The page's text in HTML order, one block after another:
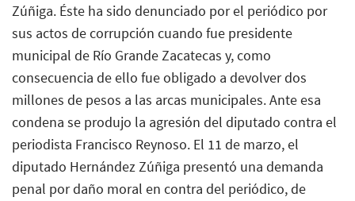
Zúñiga. Éste ha sido denunciado por el periódico por
sus actos de corrupción cuando fue presidente
municipal de Río Grande Zacatecas y, como
consecuencia de ello fue obligado a devolver dos
millones de pesos a las arcas municipales. Ante esa
condena se produjo la agresión del diputado contra el
periodista Francisco Reynoso. El 11 de marzo, el
diputado Hernández Zúñiga presentó una demanda
penal por daño moral en contra del periódico, de